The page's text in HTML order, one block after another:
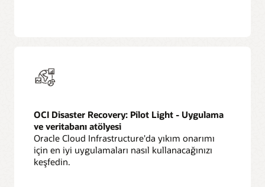
OCI Disaster Recovery: Pilot Light - Uygulama
ve veritabanı atölyesi
Oracle Cloud Infrastructure'da yıkım onarımı
için en iyi uygulamaları nasıl kullanacağınızı
keşfedin.